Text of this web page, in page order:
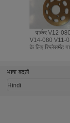
पार्कर V12-080
V14-080 V11-
के लिए रिप्लेसमेंट
भाषा बदलें
Hindi